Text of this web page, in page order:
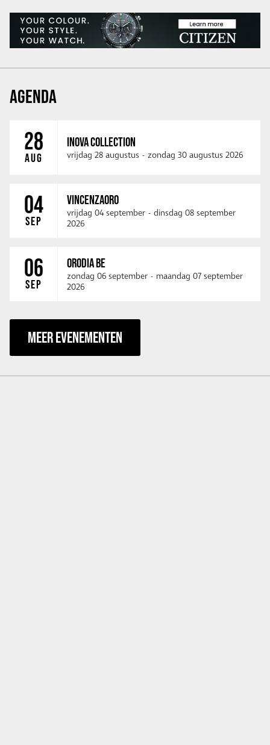
AGENDA
28
AUG
INOVA COLLECTION
vrijdag 28 augustus - zondag 30 augustus 2026
04
SEP
VINCENZAORO
vrijdag 04 september - dinsdag 08 september
2026
06
SEP
ORODIA BE
zondag 06 september - maandag 07 september
2026
MEER EVENEMENTEN